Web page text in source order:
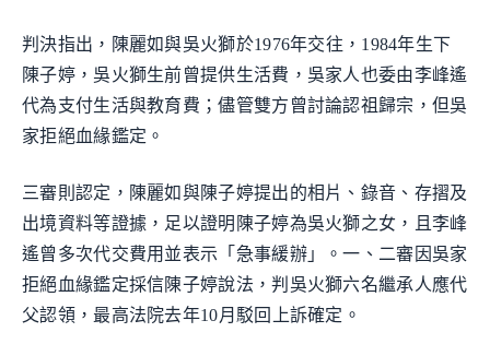
判決指出，陳麗如與吳火獅於1976年交往，1984年生下
陳子婷，吳火獅生前曾提供生活費，吳家人也委由李峰遙
代為支付生活與教育費；儘管雙方曾討論認祖歸宗，但吳
家拒絕血緣鑑定。
三審則認定，陳麗如與陳子婷提出的相片、錄音、存摺及
出境資料等證據，足以證明陳子婷為吳火獅之女，且李峰
遙曾多次代交費用並表示「急事緩辦」。一、二審因吳家
拒絕血緣鑑定採信陳子婷說法，判吳火獅六名繼承人應代
父認領，最高法院去年10月駁回上訴確定。